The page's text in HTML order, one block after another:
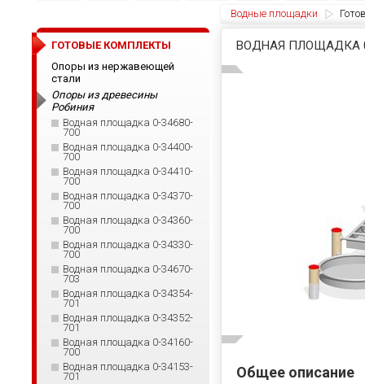
Водные площадки
ВОДНАЯ ПЛОЩАДКА
Общее описание
ГОТОВЫЕ КОМПЛЕКТЫ
Опоры из нержавеющей
стали
Опоры из древесины
Робиния
Водная площадка 0-34680-
700
Водная площадка 0-34400-
700
Водная площадка 0-34410-
700
Водная площадка 0-34370-
700
Водная площадка 0-34360-
700
Водная площадка 0-34330-
700
Водная площадка 0-34670-
703
Водная площадка 0-34354-
701
Водная площадка 0-34352-
701
Водная площадка 0-34160-
700
Водная площадка 0-34153-
701